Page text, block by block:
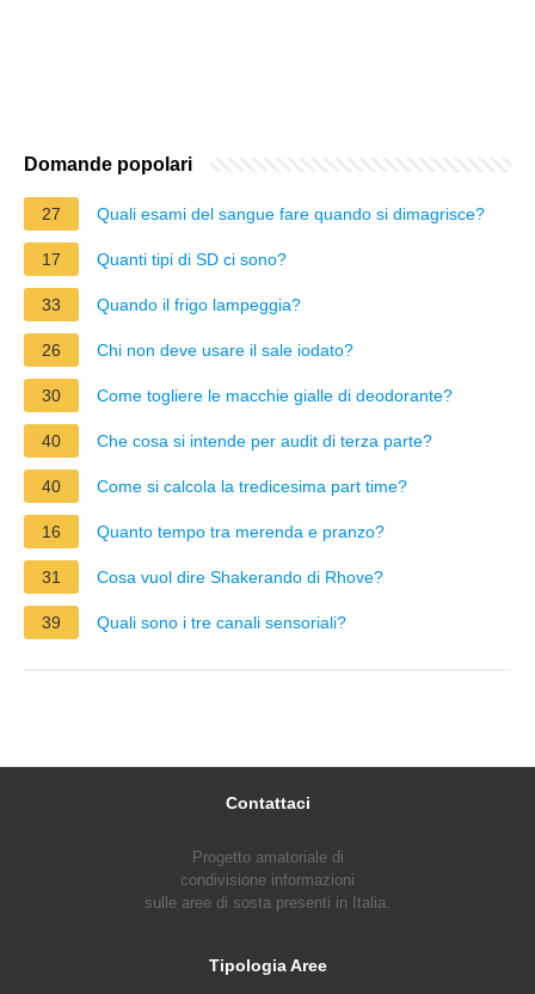
Domande popolari
27 Quali esami del sangue fare quando si dimagrisce?
17 Quanti tipi di SD ci sono?
33 Quando il frigo lampeggia?
26 Chi non deve usare il sale iodato?
30 Come togliere le macchie gialle di deodorante?
40 Che cosa si intende per audit di terza parte?
40 Come si calcola la tredicesima part time?
16 Quanto tempo tra merenda e pranzo?
31 Cosa vuol dire Shakerando di Rhove?
39 Quali sono i tre canali sensoriali?
Contattaci
Progetto amatoriale di
condivisione informazioni
sulle aree di sosta presenti in Italia.
Tipologia Aree